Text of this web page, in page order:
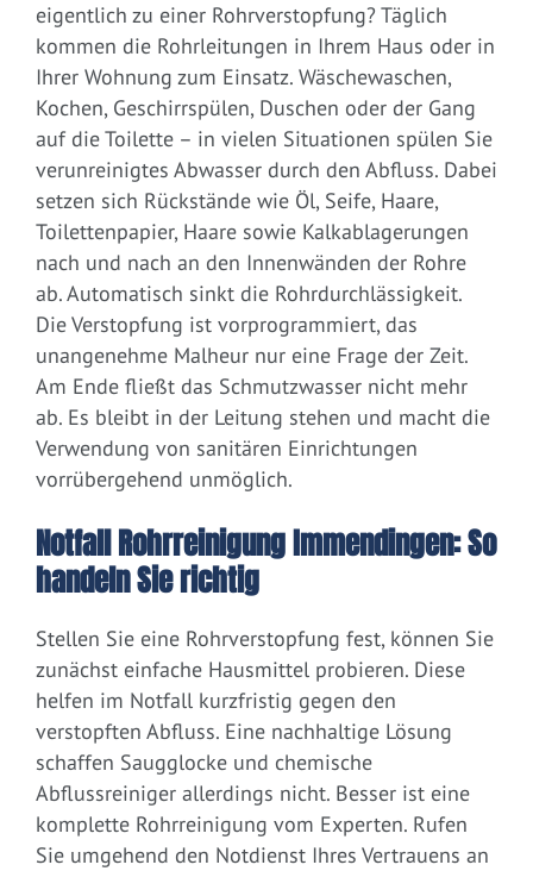
eigentlich zu einer Rohrverstopfung? Täglich
kommen die Rohrleitungen in Ihrem Haus oder in
Ihrer Wohnung zum Einsatz. Wäschewaschen,
Kochen, Geschirrspülen, Duschen oder der Gang
auf die Toilette – in vielen Situationen spülen Sie
verunreinigtes Abwasser durch den Abfluss. Dabei
setzen sich Rückstände wie Öl, Seife, Haare,
Toilettenpapier, Haare sowie Kalkablagerungen
nach und nach an den Innenwänden der Rohre
ab. Automatisch sinkt die Rohrdurchlässigkeit.
Die Verstopfung ist vorprogrammiert, das
unangenehme Malheur nur eine Frage der Zeit.
Am Ende fließt das Schmutzwasser nicht mehr
ab. Es bleibt in der Leitung stehen und macht die
Verwendung von sanitären Einrichtungen
vorrübergehend unmöglich.
Notfall Rohrreinigung Immendingen: So
handeln Sie richtig
Stellen Sie eine Rohrverstopfung fest, können Sie
zunächst einfache Hausmittel probieren. Diese
helfen im Notfall kurzfristig gegen den
verstopften Abfluss. Eine nachhaltige Lösung
schaffen Saugglocke und chemische
Abflussreiniger allerdings nicht. Besser ist eine
komplette Rohrreinigung vom Experten. Rufen
Sie umgehend den Notdienst Ihres Vertrauens an